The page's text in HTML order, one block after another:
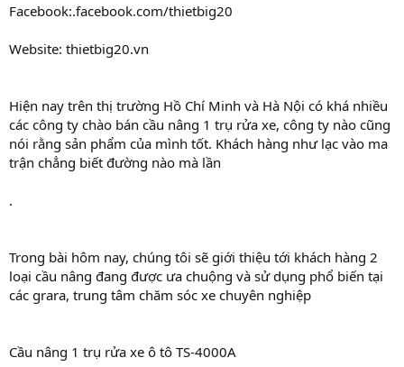
Facebook:.facebook.com/thietbig20
Website: thietbig20.vn
Hiện nay trên thị trường Hồ Chí Minh và Hà Nội có khá nhiều
các công ty chào bán cầu nâng 1 trụ rửa xe, công ty nào cũng
nói rằng sản phẩm của mình tốt. Khách hàng như lạc vào ma
trận chẳng biết đường nào mà lần
.
Trong bài hôm nay, chúng tôi sẽ giới thiệu tới khách hàng 2
loại cầu nâng đang được ưa chuộng và sử dụng phổ biến tại
các grara, trung tâm chăm sóc xe chuyên nghiệp
Cầu nâng 1 trụ rửa xe ô tô TS-4000A